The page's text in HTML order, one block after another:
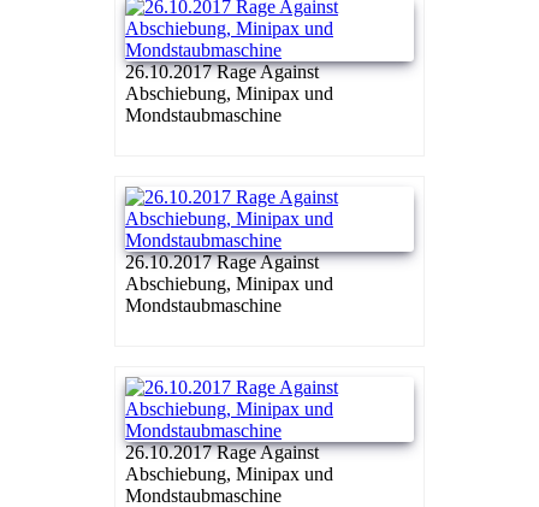
26.10.2017 Rage Against
Abschiebung, Minipax und
Mondstaubmaschine
26.10.2017 Rage Against
Abschiebung, Minipax und
Mondstaubmaschine
26.10.2017 Rage Against
Abschiebung, Minipax und
Mondstaubmaschine